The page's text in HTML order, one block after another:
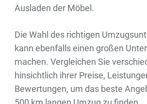
Ausladen der Möbel.
Die Wahl des richtigen
kann ebenfalls einen großen
machen. Vergleichen Sie
hinsichtlich ihrer Preise,
Bewertungen, um das beste